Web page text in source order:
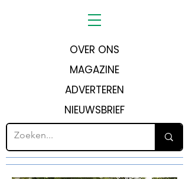
OVER ONS
MAGAZINE
ADVERTEREN
NIEUWSBRIEF